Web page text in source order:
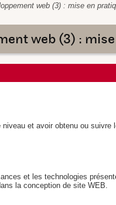
web (3) : mise en
web (3) :
niveau et avoir obtenu ou suivre
et les technologies
la conception de site WEB.